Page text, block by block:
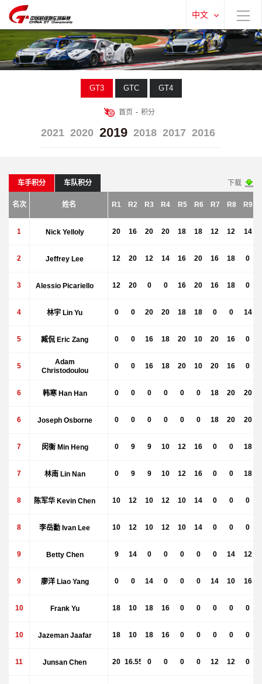
中文
GT3 GTC GT4
首页 - 积分
2021 2020 2019 2018 2017 2016
车手积分 车队积分 下载
名次 姓名 R1 R2 R3 R4 R5 R6 R7 R8 R9
1 Nick Yelloly 20 16 20 20 18 18 12 12 14
2 Jeffrey Lee 12 20 12 14 16 20 16 18 0
3 Alessio Picariello 12 20 0 0 16 20 16 18 0
4 林宇 Lin Yu 0 0 20 20 18 18 0 0 14
5 臧侃 Eric Zang 0 0 16 18 20 10 20 16 0
5
Adam
Christodoulou
0 0 16 18 20 10 20 16 0
6 韩寒 Han Han 0 0 0 0 0 0 18 20 20
6 Joseph Osborne 0 0 0 0 0 0 18 20 20
7 闵衡 Min Heng 0 9 9 10 12 16 0 0 18
7 林南 Lin Nan 0 9 9 10 12 16 0 0 18
8 陈军华 Kevin Chen 10 12 10 12 10 14 0 0 0
8 李岳勳 Ivan Lee 10 12 10 12 10 14 0 0 0
9 Betty Chen 9 14 0 0 0 0 0 14 12
9 廖洋 Liao Yang 0 0 14 0 0 0 14 10 16
10 Frank Yu 18 10 18 16 0 0 0 0 0
10 Jazeman Jaafar 18 10 18 16 0 0 0 0 0
11 Junsan Chen 20 16.55 0 0 0 0 12 12 0